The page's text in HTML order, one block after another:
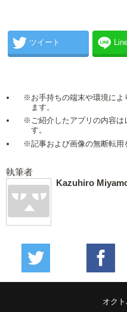
ツイート
※お手持ちの端末や環境によ
ます。
※ご紹介したアプリの内容は
す。
※記事および画像の無断転用
執筆者
Kazuhiro
オク